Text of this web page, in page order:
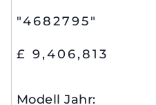
"4682795"
£ 9,406,813
Modell Jahr: